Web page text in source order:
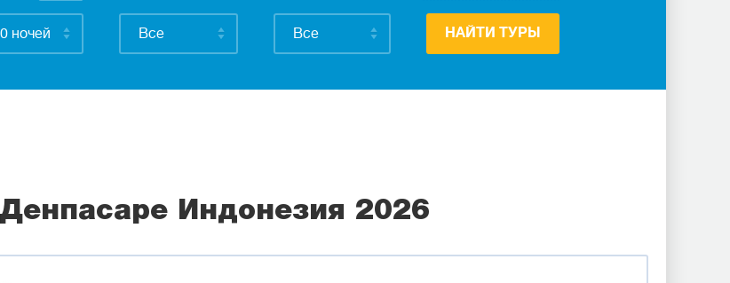
ночей Все Все НАЙТИ ТУРЫ
Индонезия 2026